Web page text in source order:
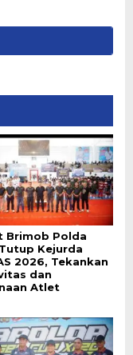
Brimob Polda
Kejurda
2026, Tekankan
dan
Atlet